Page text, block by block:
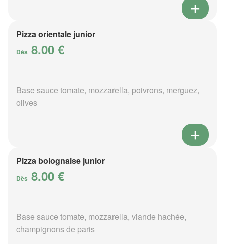
Pizza orientale junior
Dès 8.00 €
Base sauce tomate, mozzarella, poivrons, merguez,
olives
Pizza bolognaise junior
Dès 8.00 €
Base sauce tomate, mozzarella, viande hachée,
champignons de paris